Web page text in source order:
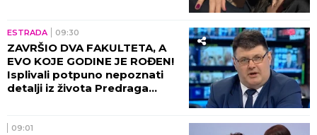
ESTRADA 09:30
ZAVRŠIO DVA FAKULTETA, A
EVO KOJE GODINE JE ROĐEN!
Isplivali potpuno nepoznati
detalji iz života Predraga
09:01